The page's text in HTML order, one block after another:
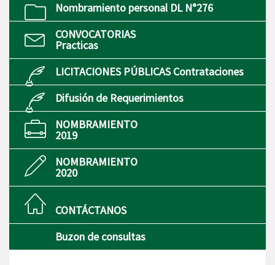
Nombramiento personal DL N°276
CONVOCATORIAS
Practicas
LICITACIONES PÚBLICAS Contrataciones
Difusión de Requerimientos
NOMBRAMIENTO
2019
NOMBRAMIENTO
2020
CONTÁCTANOS
Buzon de consultas